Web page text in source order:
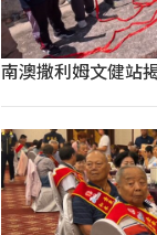
南澳撒利姆文健站